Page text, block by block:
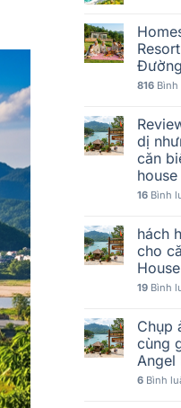
816Bình
dị
căn
house
16Bình
hách
cho
19Bình
Chụp
cùng
Angel
6Bình